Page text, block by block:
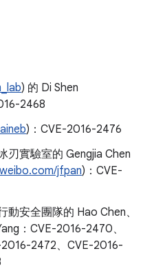
) 的 Di Shen
2468
)：CVE-2016-2476
刃實驗室的 Gengjia Chen
weibo.com/jfpan)：CVE-
安全團隊的 Hao Chen、
：CVE-2016-2470、
2472、CVE-2016-